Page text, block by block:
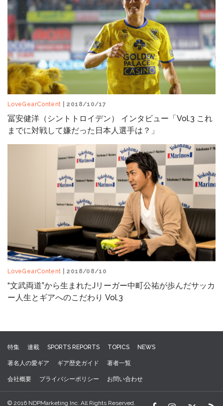
LoveGearContent | 2018/10/17
冨安健洋（シントトロイデン） インタビュー「Vol.3 これ
までに対戦して嫌だった日本人選手は？」
LoveGearContent | 2018/08/10
“文武両道”から生まれたJリーガー中町公祐が歩んだサッカ
ー人生とギアへのこだわり Vol.3
特集 連載 SPORTS REPORTS TOPICS NEWS
著名人の愛ギア ギア歴史ガイド 著者一覧
会社概要 プライバシーポリシー お問い合わせ
© 2016 NDPMarketing Inc. All Rights Reserved.